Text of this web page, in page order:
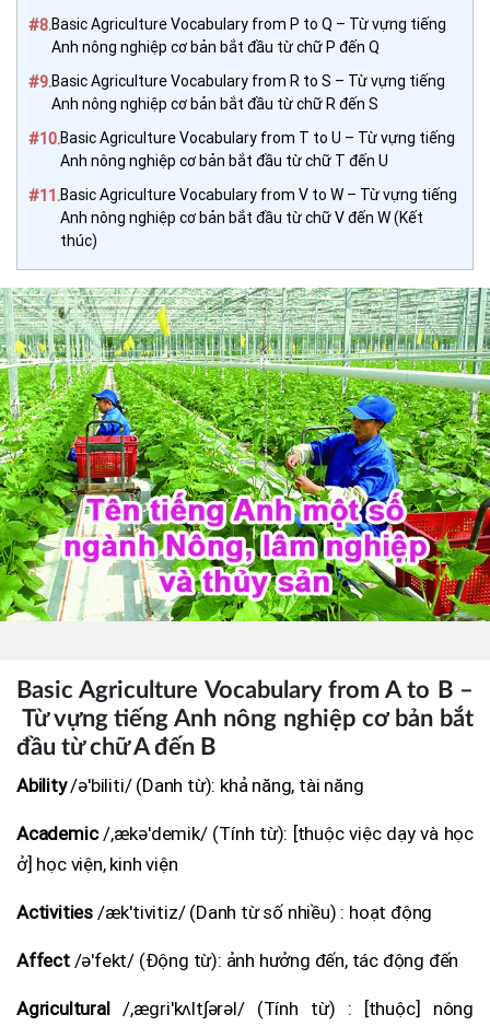
#8.Basic Agriculture Vocabulary from P to Q – Từ vựng tiếng
Anh nông nghiệp cơ bản bắt đầu từ chữ P đến Q
#9.Basic Agriculture Vocabulary from R to S – Từ vựng tiếng
Anh nông nghiệp cơ bản bắt đầu từ chữ R đến S
#10.Basic Agriculture Vocabulary from T to U – Từ vựng tiếng
Anh nông nghiệp cơ bản bắt đầu từ chữ T đến U
#11.Basic Agriculture Vocabulary from V to W – Từ vựng tiếng
Anh nông nghiệp cơ bản bắt đầu từ chữ V đến W (Kết
thúc)
Basic Agriculture Vocabulary from A to B –
Từ vựng tiếng Anh nông nghiệp cơ bản bắt
đầu từ chữ A đến B
Ability/ə'biliti/ (Danh từ): khả năng, tài năng
Academic/,ækə'demik/ (Tính từ): [thuộc việc dạy và học
ở] học viện, kinh viện
Activities /æk'tivitiz/ (Danh từ số nhiều) : hoạt động
Affect/ə'fekt/ (Động từ): ảnh hưởng đến, tác động đến
Agricultural/,ægri'kʌlt∫ərəl/ (Tính từ) : [thuộc] nông